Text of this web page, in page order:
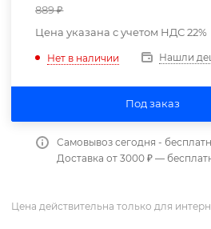
889₽
Цена указана с учетом НДС 22%
Нет в наличии Нашли
Под заказ
Самовывоз сегодня -
Доставка от 3000 ₽ —
Цена действительна только для